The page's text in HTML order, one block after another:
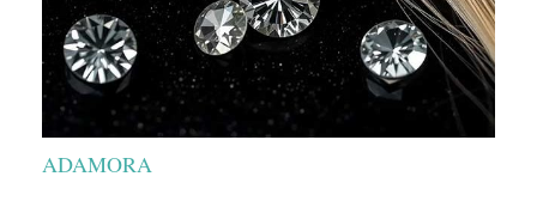
ADAMORA